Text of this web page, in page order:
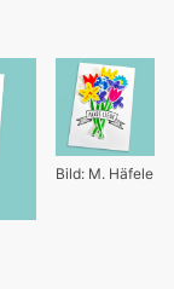
Bild: M. Häfele